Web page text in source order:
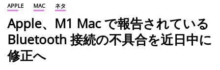
APPLE MAC ネタ
Apple、M1 Mac で報告されている
Bluetooth 接続の不具合を近日中に
修正へ